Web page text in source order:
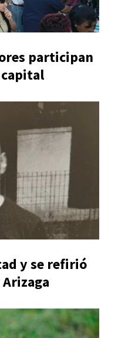
participan
capital
y se refirió